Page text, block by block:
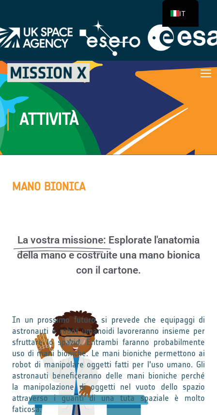
ATTIVITÀ
MANO BIONICA
La vostra missione: Esplorate l'anatomia
della mano e costruite una mano bionica
con il cartone.
In un prossimo futuro, si prevede che equipaggi di
astronauti e robot umanoidi lavoreranno insieme per
sfruttare lo spazio. Entrambi faranno probabilmente
uso di mani bioniche. Le mani bioniche permettono ai
robot di manipolare oggetti fatti per l'uso umano. Gli
astronauti beneficeranno delle mani bioniche perché
la manipolazione di oggetti nel vuoto dello spazio
attraverso i guanti di una tuta spaziale è molto
faticosa.
IT